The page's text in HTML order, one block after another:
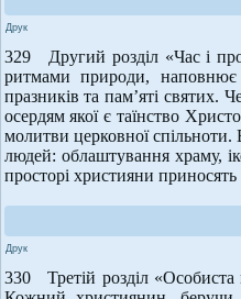
Друк
329 Другий розділ «Час і
ритмами природи, наповнює
празників та пам’яті святих.
осердям якої є таїнство
молитви церковної
людей: облаштування храму,
просторі християни
Друк
330 Третій розділ «Особиста